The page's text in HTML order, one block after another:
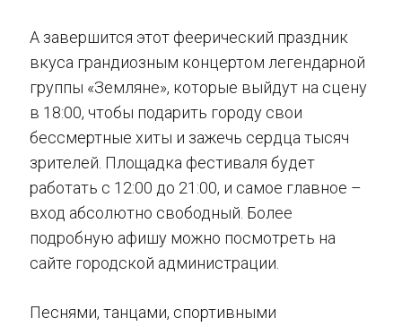
А завершится этот феерический праздник
вкуса грандиозным концертом легендарной
группы «Земляне», которые выйдут на сцену
в 18:00, чтобы подарить городу свои
бессмертные хиты и зажечь сердца тысяч
зрителей. Площадка фестиваля будет
работать с 12:00 до 21:00, и самое главное –
вход абсолютно свободный. Более
подробную афишу можно посмотреть на
сайте городской администрации.
Песнями, танцами, спортивными